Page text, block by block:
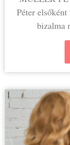
Péter
bizalma